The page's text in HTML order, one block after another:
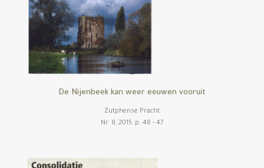
De Nijenbeek kan weer eeuwen vooruit
Zutphense Pracht
Nr. 8, 2015, p. 46 - 47